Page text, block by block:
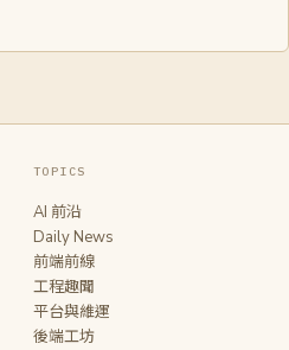
TOPICS
AI 前沿
Daily News
前端前線
工程趣聞
平台與維運
後端工坊